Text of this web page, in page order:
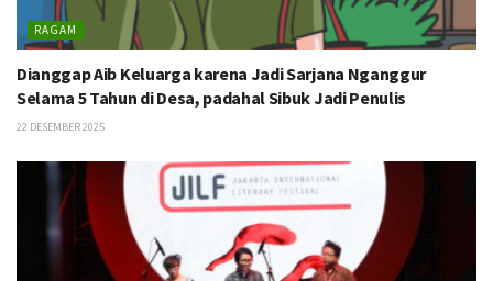
RAGAM
Dianggap Aib Keluarga karena Jadi Sarjana Nganggur
Selama 5 Tahun di Desa, padahal Sibuk Jadi Penulis
22 DESEMBER 2025